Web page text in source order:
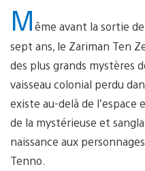
Même avant la sortie
sept ans, le Zariman Ten
des plus grands mystères
vaisseau colonial perdu
existe au-delà de
de la mystérieuse et
naissance aux
Tenno.